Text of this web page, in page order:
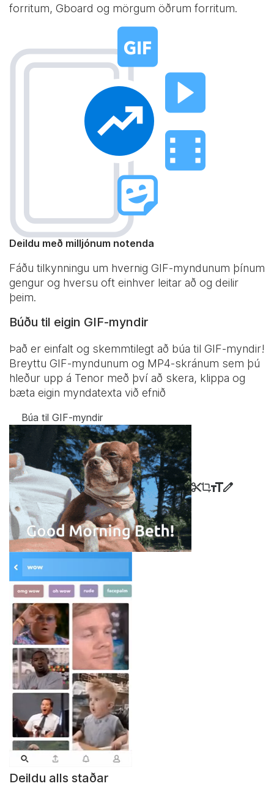
forritum, Gboard og mörgum öðrum forritum.
Deildu með milljónum notenda
Fáðu tilkynningu um hvernig GIF-myndunum þínum
gengur og hversu oft einhver leitar að og deilir
þeim.
Búðu til eigin GIF-myndir
Það er einfalt og skemmtilegt að búa til GIF-myndir!
Breyttu GIF-myndunum og MP4-skránum sem þú
hleður upp á Tenor með því að skera, klippa og
bæta eigin myndatexta við efnið
Búa til GIF-myndir
Deildu alls staðar